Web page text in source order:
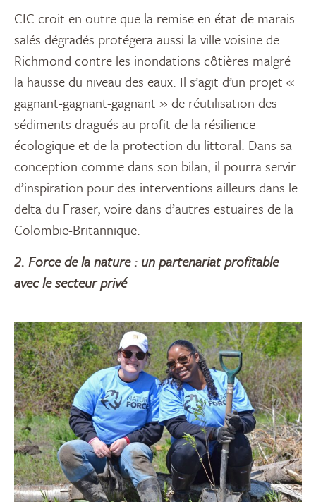
CIC croit en outre que la remise en état de marais
salés dégradés protégera aussi la ville voisine de
Richmond contre les inondations côtières malgré
la hausse du niveau des eaux. Il s’agit d’un projet «
gagnant-gagnant-gagnant » de réutilisation des
sédiments dragués au profit de la résilience
écologique et de la protection du littoral. Dans sa
conception comme dans son bilan, il pourra servir
d’inspiration pour des interventions ailleurs dans le
delta du Fraser, voire dans d’autres estuaires de la
Colombie-Britannique.
2. Force de la nature : un partenariat profitable
avec le secteur privé